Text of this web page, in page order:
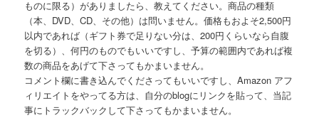
ものに限る）がありましたら、教えてください。商品の種類
（本、DVD、CD、その他）は問いません。価格もおよそ2,500円
以内であれば（ギフト券で足りない分は、200円くらいなら自腹
を切る）、何円のものでもいいですし、予算の範囲内であれば複
数の商品をあげて下さってもかまいません。
コメント欄に書き込んでくださってもいいですし、Amazon アフ
ィリエイトをやってる方は、自分のblogにリンクを貼って、当記
事にトラックバックして下さってもかまいません。